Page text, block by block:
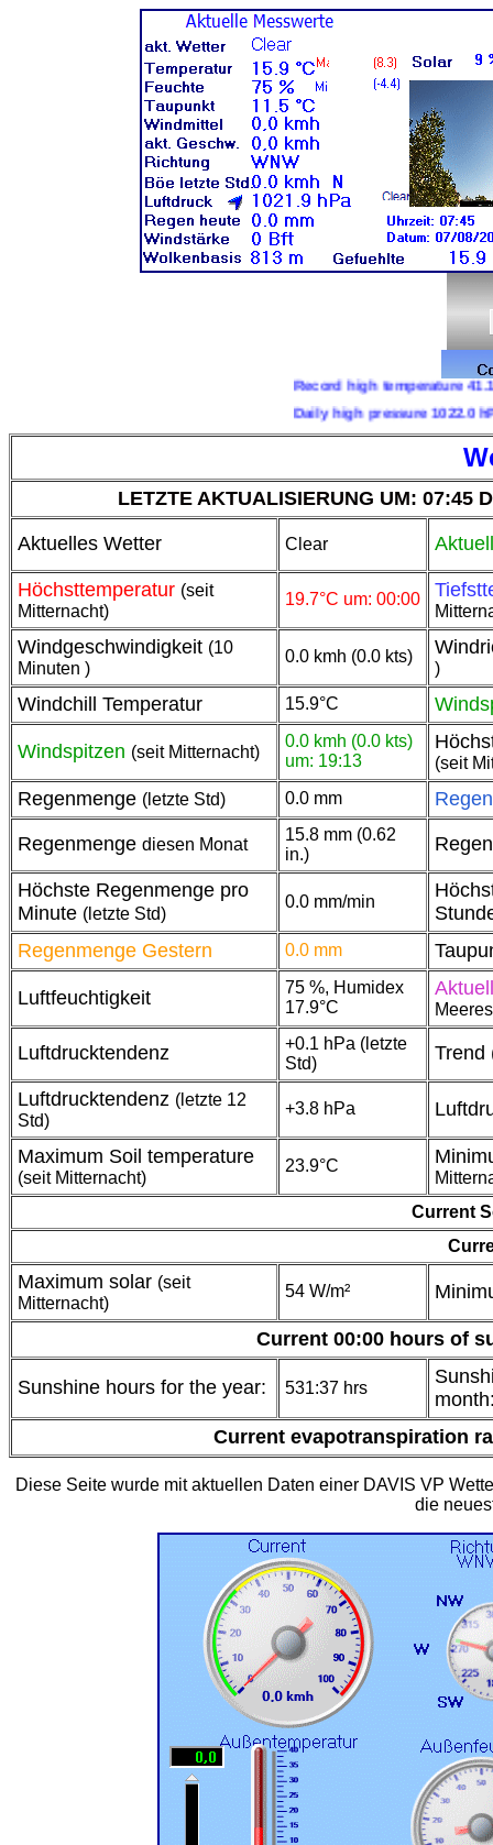
Record high temperature 41.1°C Record
Daily high pressure 1022.0 hPa Daily low
LETZTE AKTUALISIERUNG UM: 07:45
Aktuelles Wetter Clear
Höchsttemperatur (seit
Mitternacht)
19.7°C um: 00:00
Windgeschwindigkeit (10
Minuten )
0.0 kmh (0.0 kts)
)
Windchill Temperatur 15.9°C
Windspitzen (seit Mitternacht)
0.0 kmh (0.0 kts)
um: 19:13
(seit
Regenmenge (letzte Std) 0.0 mm
Regenmenge diesen Monat
15.8 mm (0.62
in.)
Höchste Regenmenge pro
Minute (letzte Std)
0.0 mm/min
Regenmenge Gestern
0.0 mm
Luftfeuchtigkeit
75 %, Humidex
17.9°C
Luftdrucktendenz
+0.1 hPa (letzte
Std)
Trend
Luftdrucktendenz (letzte 12
Std)
+3.8 hPa
Maximum Soil temperature
(seit Mitternacht)
23.9°C
Current
Maximum solar (seit
Mitternacht)
54 W/m²
Current 00:00 hours of
Sunshine hours for the year: 531:37 hrs
Current evapotranspiration
Diese Seite wurde mit aktuellen Daten einer DAVIS VP
die